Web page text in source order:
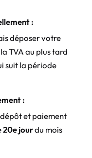
:
déposer votre
TVA au plus tard
suit la période
:
et paiement
20e jourdu mois